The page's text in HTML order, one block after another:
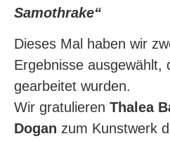
Samothrake“
Dieses Mal haben wir
Ergebnisse ausgewählt,
gearbeitet wurden.
Wir gratulieren Thalea
Dogan zum Kunstwerk